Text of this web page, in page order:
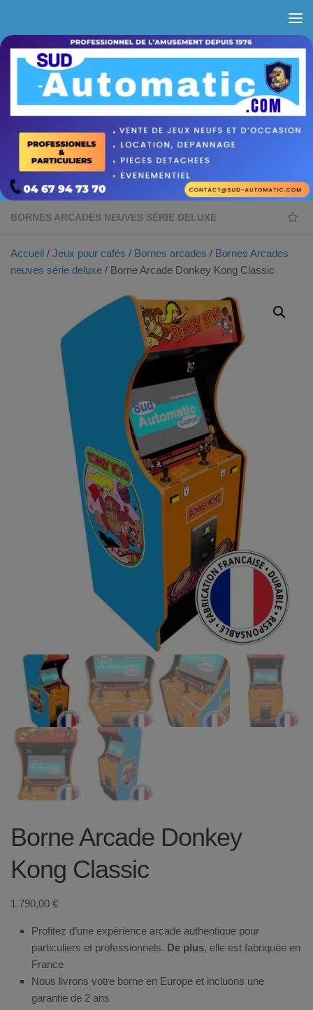
BORNES ARCADES NEUVES SÉRIE DELUXE
Accueil / Jeux pour cafés / Bornes arcades / Bornes Arcades
neuves série deluxe / Borne Arcade Donkey Kong Classic
Borne Arcade Donkey
Kong Classic
1.790,00 €
Profitez d’une expérience arcade authentique pour
particuliers et professionnels. De plus, elle est fabriquée en
France
Nous livrons votre borne en Europe et incluons une
garantie de 2 ans